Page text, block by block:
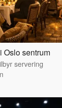
Oslo sentrum
servering